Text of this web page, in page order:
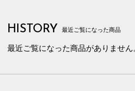
HISTORY 最近ご覧になった商品
最近ご覧になった商品がありません